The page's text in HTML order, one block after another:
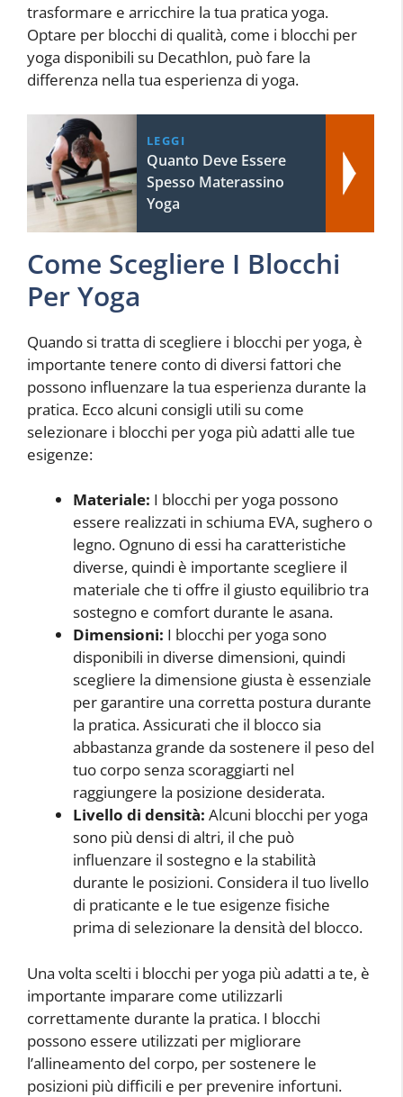
trasformare e arricchire la tua pratica yoga.
Optare per blocchi di qualità, come i blocchi per
yoga disponibili su Decathlon, può fare la
differenza nella tua esperienza di yoga.
LEGGI
Quanto Deve Essere
Spesso Materassino
Yoga
Come Scegliere I Blocchi
Per Yoga
Quando si tratta di scegliere i blocchi per yoga, è
importante tenere conto di diversi fattori che
possono influenzare la tua esperienza durante la
pratica. Ecco alcuni consigli utili su come
selezionare i blocchi per yoga più adatti alle tue
esigenze:
Materiale: I blocchi per yoga possono
essere realizzati in schiuma EVA, sughero o
legno. Ognuno di essi ha caratteristiche
diverse, quindi è importante scegliere il
materiale che ti offre il giusto equilibrio tra
sostegno e comfort durante le asana.
Dimensioni: I blocchi per yoga sono
disponibili in diverse dimensioni, quindi
scegliere la dimensione giusta è essenziale
per garantire una corretta postura durante
la pratica. Assicurati che il blocco sia
abbastanza grande da sostenere il peso del
tuo corpo senza scoraggiarti nel
raggiungere la posizione desiderata.
Livello di densità: Alcuni blocchi per yoga
sono più densi di altri, il che può
influenzare il sostegno e la stabilità
durante le posizioni. Considera il tuo livello
di praticante e le tue esigenze fisiche
prima di selezionare la densità del blocco.
Una volta scelti i blocchi per yoga più adatti a te, è
importante imparare come utilizzarli
correttamente durante la pratica. I blocchi
possono essere utilizzati per migliorare
l’allineamento del corpo, per sostenere le
posizioni più difficili e per prevenire infortuni.